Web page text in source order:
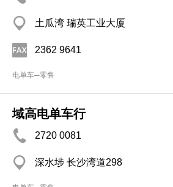
土瓜湾 瑞英工业大厦
2362 9641
电单车─零售
域高电单车行
2720 0081
深水埗 长沙湾道298